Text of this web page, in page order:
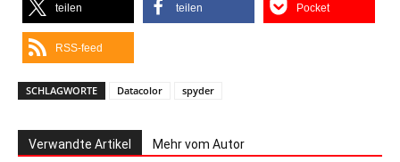
teilen teilen Pocket
RSS-feed
SCHLAGWORTE Datacolor spyder
Verwandte Artikel Mehr vom Autor